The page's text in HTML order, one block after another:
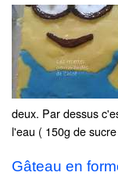
deux. Par dessus
l'eau ( 150g de
Gâteau en